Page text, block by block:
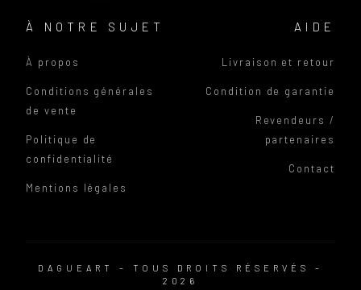
À NOTRE SUJET
À propos
Conditions générales
de vente
Politique de
confidentialité
Mentions légales
AIDE
Livraison et retour
Condition de garantie
Revendeurs /
partenaires
Contact
DAGUEART – TOUS DROITS RÉSERVÉS –
2026